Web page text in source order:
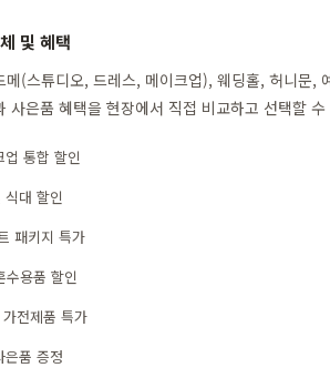
및 혜택
(스튜디오, 드레스, 메이크업), 웨딩홀, 허니문
사은품 혜택을 현장에서 직접 비교하고 선택할 수
통합 할인
대 할인
패키지 특가
용품 할인
전제품 특가
품 증정